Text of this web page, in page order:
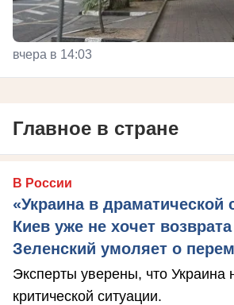
вчера в 14:03
Главное в стране
В России
«Украина в драматической
Киев уже не хочет
Зеленский умоляет о
Эксперты уверены, что Украина
критической ситуации.